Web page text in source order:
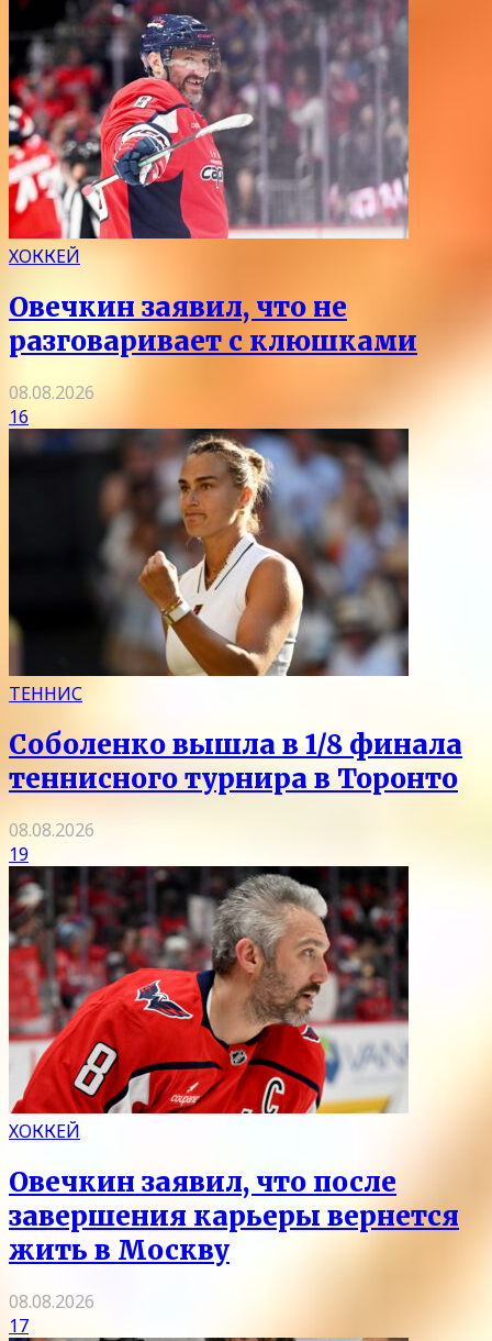
ХОККЕЙ
Овечкин заявил, что не
разговаривает с клюшками
08.08.2026
16
ТЕННИС
Соболенко вышла в 1/8 финала
теннисного турнира в Торонто
08.08.2026
19
ХОККЕЙ
Овечкин заявил, что после
завершения карьеры вернется
жить в Москву
08.08.2026
17